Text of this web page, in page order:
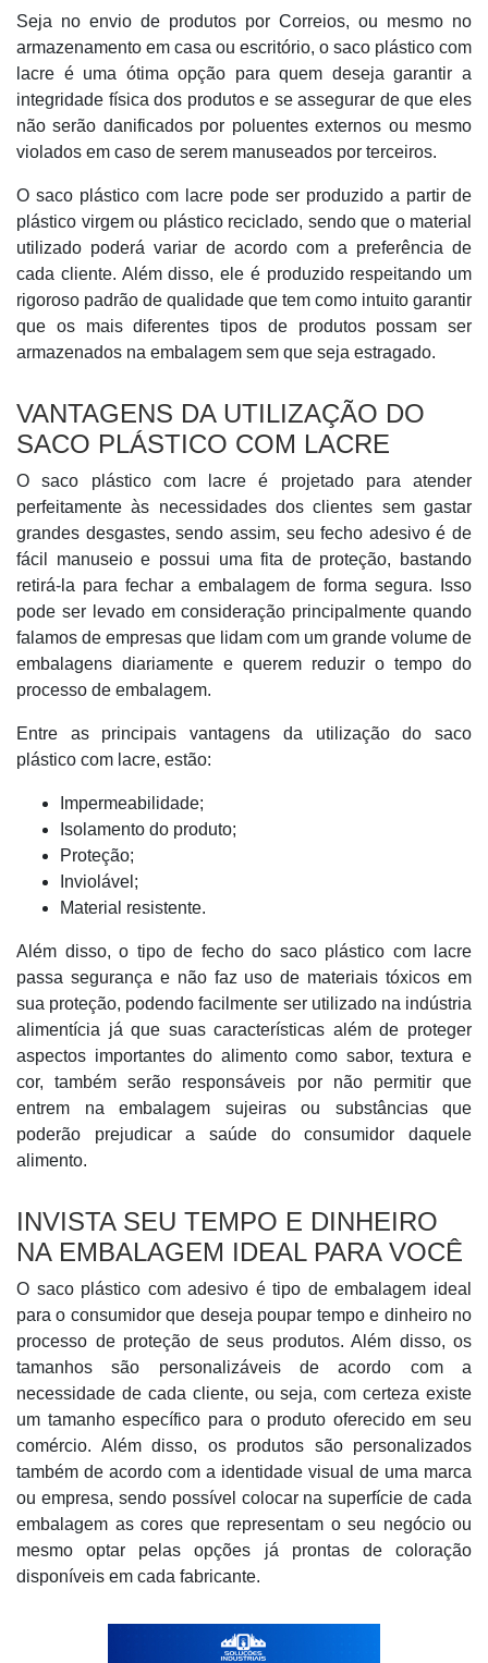
Seja no envio de produtos por Correios, ou mesmo no
armazenamento em casa ou escritório, o saco plástico com
lacre é uma ótima opção para quem deseja garantir a
integridade física dos produtos e se assegurar de que eles
não serão danificados por poluentes externos ou mesmo
violados em caso de serem manuseados por terceiros.
O saco plástico com lacre pode ser produzido a partir de
plástico virgem ou plástico reciclado, sendo que o material
utilizado poderá variar de acordo com a preferência de
cada cliente. Além disso, ele é produzido respeitando um
rigoroso padrão de qualidade que tem como intuito garantir
que os mais diferentes tipos de produtos possam ser
armazenados na embalagem sem que seja estragado.
VANTAGENS DA UTILIZAÇÃO DO
SACO PLÁSTICO COM LACRE
O saco plástico com lacre é projetado para atender
perfeitamente às necessidades dos clientes sem gastar
grandes desgastes, sendo assim, seu fecho adesivo é de
fácil manuseio e possui uma fita de proteção, bastando
retirá-la para fechar a embalagem de forma segura. Isso
pode ser levado em consideração principalmente quando
falamos de empresas que lidam com um grande volume de
embalagens diariamente e querem reduzir o tempo do
processo de embalagem.
Entre as principais vantagens da utilização do saco
plástico com lacre, estão:
Impermeabilidade;
Isolamento do produto;
Proteção;
Inviolável;
Material resistente.
Além disso, o tipo de fecho do saco plástico com lacre
passa segurança e não faz uso de materiais tóxicos em
sua proteção, podendo facilmente ser utilizado na indústria
alimentícia já que suas características além de proteger
aspectos importantes do alimento como sabor, textura e
cor, também serão responsáveis por não permitir que
entrem na embalagem sujeiras ou substâncias que
poderão prejudicar a saúde do consumidor daquele
alimento.
INVISTA SEU TEMPO E DINHEIRO
NA EMBALAGEM IDEAL PARA VOCÊ
O saco plástico com adesivo é tipo de embalagem ideal
para o consumidor que deseja poupar tempo e dinheiro no
processo de proteção de seus produtos. Além disso, os
tamanhos são personalizáveis de acordo com a
necessidade de cada cliente, ou seja, com certeza existe
um tamanho específico para o produto oferecido em seu
comércio. Além disso, os produtos são personalizados
também de acordo com a identidade visual de uma marca
ou empresa, sendo possível colocar na superfície de cada
embalagem as cores que representam o seu negócio ou
mesmo optar pelas opções já prontas de coloração
disponíveis em cada fabricante.